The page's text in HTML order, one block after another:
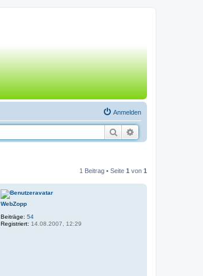
Anmelden
Suche
1 Beitrag • Seite 1 von 1
WebZopp
Beiträge: 54
Registriert: 14.08.2007, 12:29